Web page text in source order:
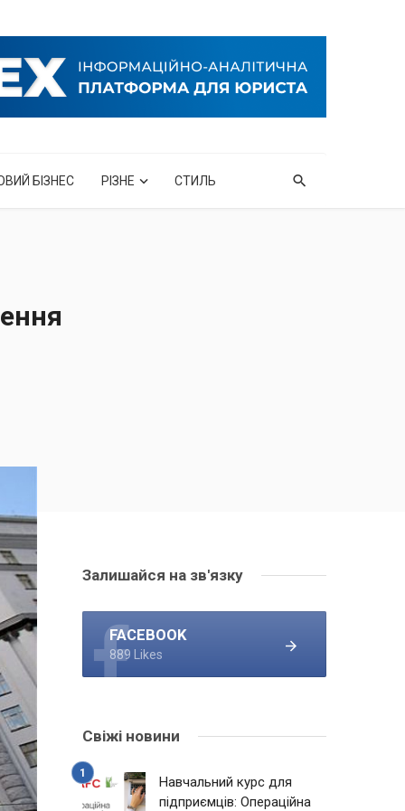
БІЗНЕС РІЗНЕ СТИЛЬ
Залишайся на зв'язку
FACEBOOK
889 Likes
Свіжі новини
Навчальний курс для
підприємців: Операційна